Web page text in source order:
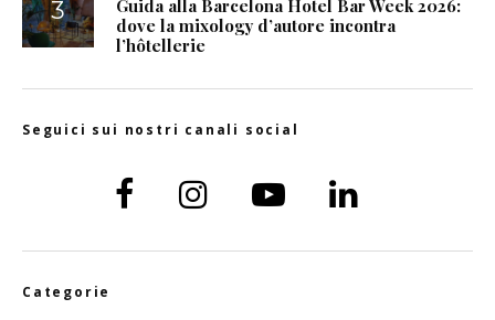
Guida alla Barcelona Hotel Bar Week 2026:
dove la mixology d’autore incontra
l’hôtellerie
Seguici sui nostri canali social
Categorie